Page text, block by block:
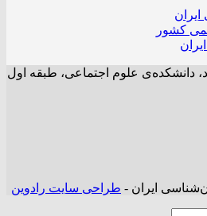
کشور
دانشکده‌ی علوم اجتماعی، طبقه اول
ایران - طراحی سایت رادوین